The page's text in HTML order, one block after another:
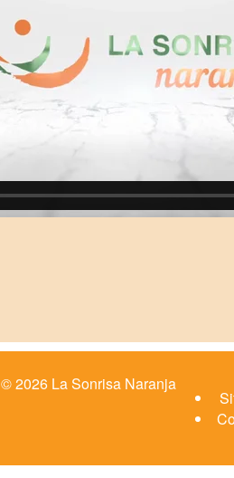
© 2026 La Sonrisa Naranja